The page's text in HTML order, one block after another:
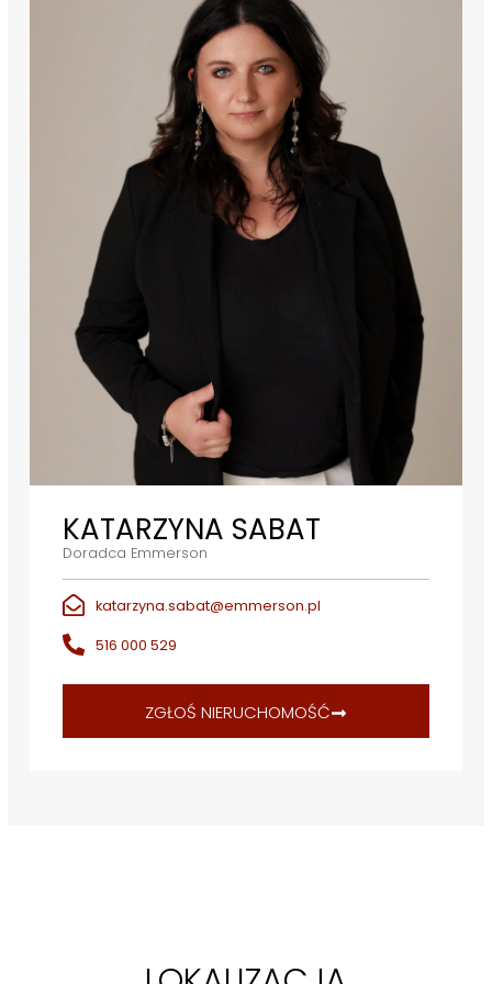
najbardziej szczegółowo i wyczerpująco, jednak wobec faktu, że
pochodzą one od innych osób, Emmerson nie ponosi
odpowiedzialności za ich szczegółowość i dokładność.
KATARZYNA SABAT
Doradca Emmerson
katarzyna.sabat@emmerson.pl
516 000 529
ZGŁOŚ NIERUCHOMOŚĆ